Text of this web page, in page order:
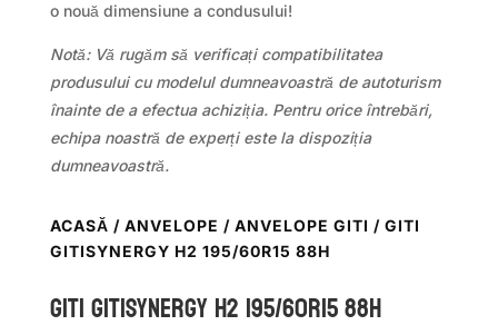
o nouă dimensiune a condusului!
Notă: Vă rugăm să verificați compatibilitatea
produsului cu modelul dumneavoastră de autoturism
înainte de a efectua achiziția. Pentru orice întrebări,
echipa noastră de experți este la dispoziția
dumneavoastră.
ACASĂ / ANVELOPE / ANVELOPE GITI / GITI
GITISYNERGY H2 195/60R15 88H
GITI GITISYNERGY H2 195/60R15 88H